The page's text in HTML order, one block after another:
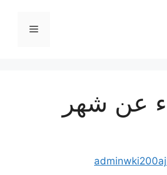
فهرست
عن شهر